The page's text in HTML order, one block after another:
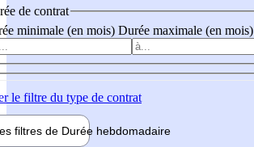
de contrat
minimale (en mois) Durée maximale (en mois)
le filtre du type de contrat
filtres de Durée hebdomadaire